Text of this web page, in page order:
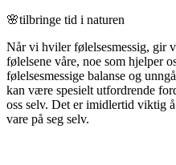
🌸tilbringe tid i naturen
Når vi hviler følelsesmessig, gir
følelsene våre, noe som hjelper
følelsesmessige balanse og
kan være spesielt utfordrende
oss selv. Det er imidlertid viktig
vare på seg selv.